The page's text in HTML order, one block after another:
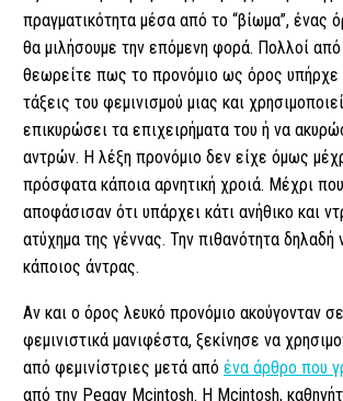
πραγματικότητα μέσα από το “βίωμα”, ένας
θα μιλήσουμε την επόμενη φορά. Πολλοί
θεωρείτε πως το προνόμιο ως όρος υπήρχε
τάξεις του φεμινισμού μιας και
επικυρώσει τα επιχειρήματα του ή να
αντρών. Η λέξη προνόμιο δεν είχε όμως
πρόσφατα κάποια αρνητική χροιά. Μέχρι
αποφάσισαν ότι υπάρχει κάτι ανήθικο και
ατύχημα της γέννας. Την πιθανότητα δηλαδή
κάποιος άντρας.
Αν και ο όρος λευκό προνόμιο ακούγονταν
φεμινιστικά μανιφέστα, ξεκίνησε να
από φεμινίστριες μετά από ένα άρθρο που
από την Peggy Mcintosh. Η Mcintosh,